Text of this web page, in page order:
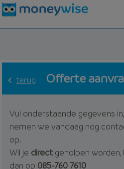
terug Offerte
Vul onderstaande gegevens
nemen we vandaag nog
op.
Wil je directgeholpen worden,
dan op 085-760 7610